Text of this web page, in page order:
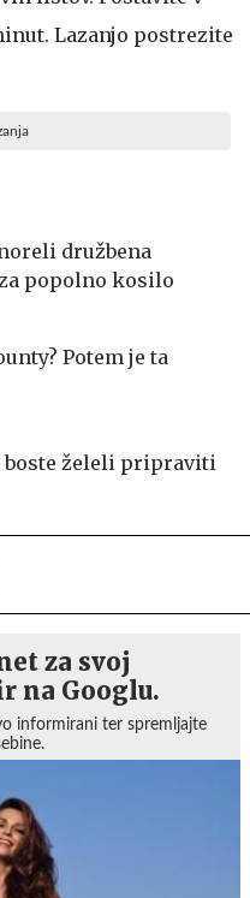
Lazanjo postrezite
družbena
popolno kosilo
Potem je ta
boste želeli pripraviti
za svoj
na Googlu.
informirani ter spremljajte